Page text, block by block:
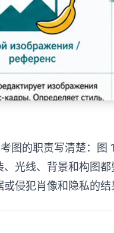
图的职责写清楚：图
光线、背景和构图
侵犯肖像和隐私的结